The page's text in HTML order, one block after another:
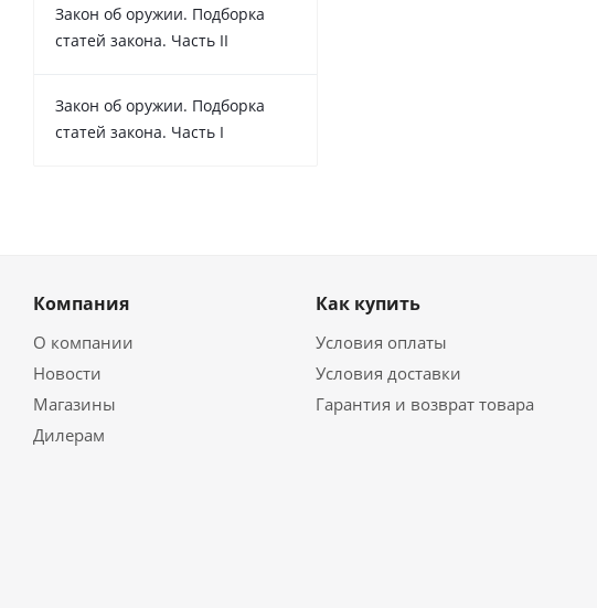
Закон об оружии. Подборка
статей закона. Часть II
Закон об оружии. Подборка
статей закона. Часть I
Компания
О компании
Новости
Магазины
Дилерам
Как купить
Условия оплаты
Условия доставки
Гарантия и возврат товара